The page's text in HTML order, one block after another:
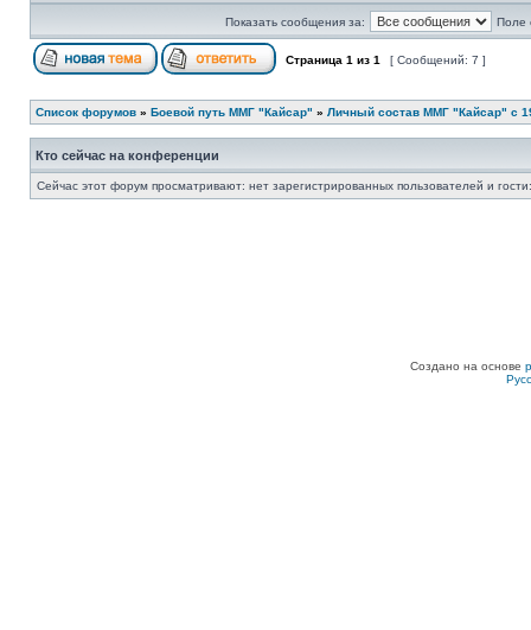
Показать сообщения за: Поле
Страница 1 из 1 [ Сообщений: 7 ]
Список форумов » Боевой путь ММГ "Кайсар" » Личный состав ММГ "Кайсар" с
Кто сейчас на конференции
Сейчас этот форум просматривают: нет зарегистрированных пользователей и
Создано на основе